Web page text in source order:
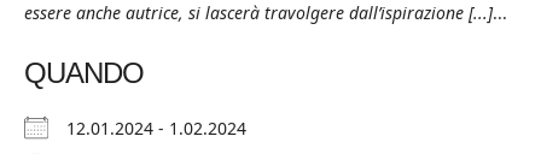
essere anche autrice, si lascerà travolgere dall’ispirazione [...]...
QUANDO
12.01.2024 - 1.02.2024